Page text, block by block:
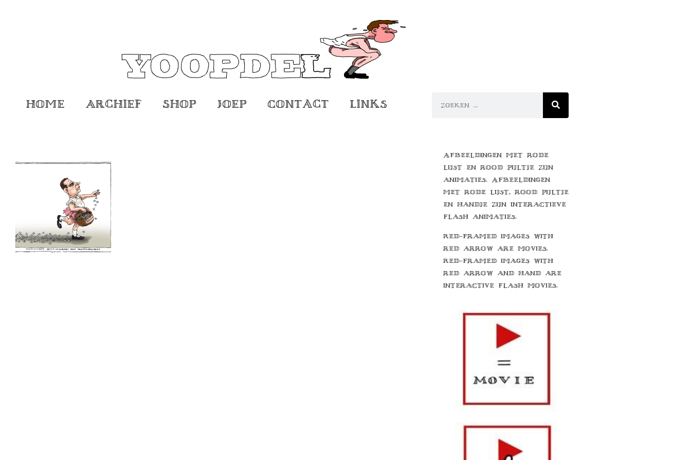
Home Archief Shop Joep Contact Links
Afbeeldingen met rode
lijst en rood pijltje zijn
animaties. Afbeeldingen
met rode lijst, rood pijltje
en handje zijn interactieve
flash animaties.
Red-framed images with
red arrow are movies.
Red-framed images with
red arrow and hand are
interactive flash movies.